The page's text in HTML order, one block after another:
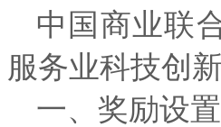
中国商业联
服务业科技创
一、奖励设置